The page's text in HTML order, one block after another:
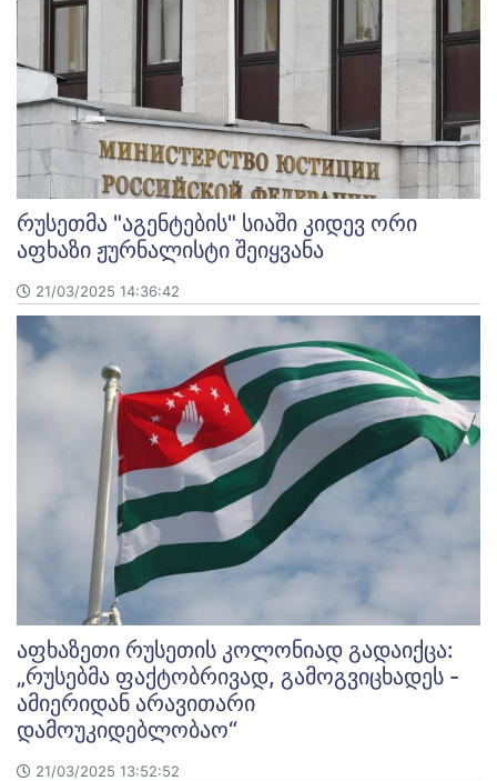
რუსეთმა "აგენტების" სიაში კიდევ ორი
აფხაზი ჟურნალისტი შეიყვანა
21/03/2025 14:36:42
აფხაზეთი რუსეთის კოლონიად გადაიქცა:
„რუსებმა ფაქტობრივად, გამოგვიცხადეს -
ამიერიდან არავითარი
დამოუკიდებლობაო“
21/03/2025 13:52:52